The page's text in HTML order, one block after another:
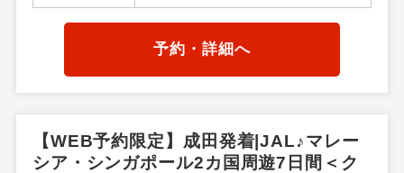
予約・詳細へ
【WEB予約限定】成田発着|JAL♪マレー
シア・シンガポール2カ国周遊7日間＜ク